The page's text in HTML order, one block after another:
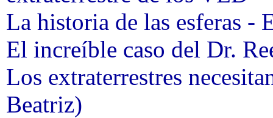
La historia de las esferas -
El increíble caso del Dr.
Los extraterrestres
Beatriz)